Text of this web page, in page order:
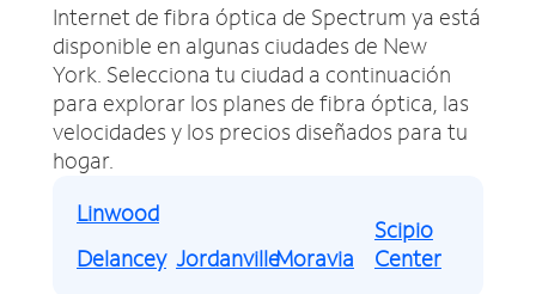
Internet de fibra óptica de Spectrum ya está
disponible en algunas ciudades de New
York. Selecciona tu ciudad a continuación
para explorar los planes de fibra óptica, las
velocidades y los precios diseñados para tu
hogar.
Linwood
Delancey JordanvilleMoravia
Scipio
Center